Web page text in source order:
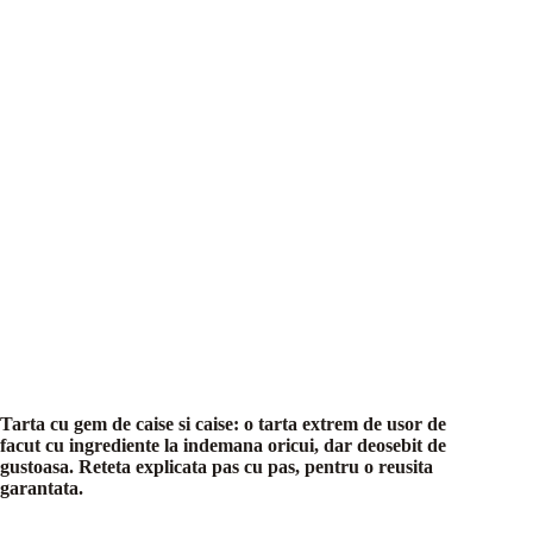
Tarta cu gem de caise si caise: o tarta extrem de usor de
facut cu ingrediente la indemana oricui, dar deosebit de
gustoasa. Reteta explicata pas cu pas, pentru o reusita
garantata.